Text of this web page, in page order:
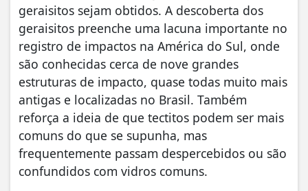
geraisitos sejam obtidos. A descoberta dos
geraisitos preenche uma lacuna importante no
registro de impactos na América do Sul, onde
são conhecidas cerca de nove grandes
estruturas de impacto, quase todas muito mais
antigas e localizadas no Brasil. Também
reforça a ideia de que tectitos podem ser mais
comuns do que se supunha, mas
frequentemente passam despercebidos ou são
confundidos com vidros comuns.